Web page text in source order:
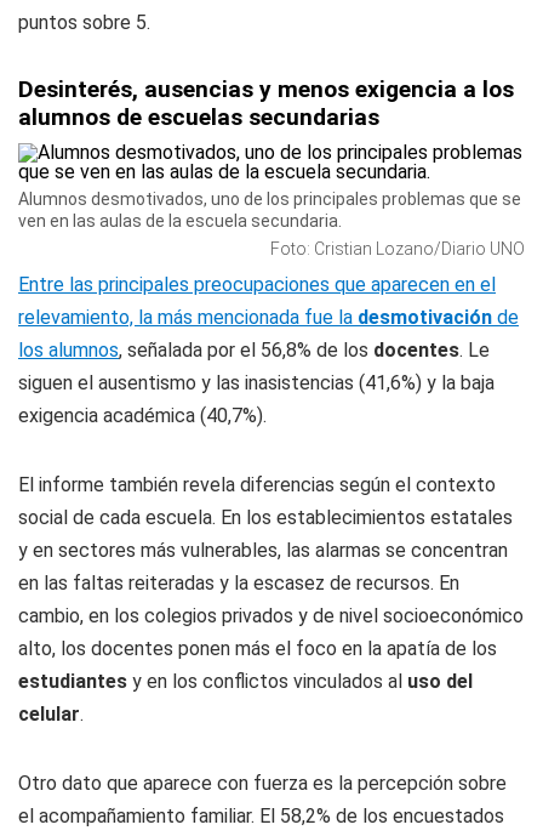
puntos sobre 5.
Desinterés, ausencias y menos exigencia a los
alumnos de escuelas secundarias
Alumnos desmotivados, uno de los principales problemas que se
ven en las aulas de la escuela secundaria.
Foto: Cristian Lozano/Diario UNO
Entre las principales preocupaciones que aparecen en el
relevamiento, la más mencionada fue la desmotivación de
los alumnos, señalada por el 56,8% de los docentes. Le
siguen el ausentismo y las inasistencias (41,6%) y la baja
exigencia académica (40,7%).
El informe también revela diferencias según el contexto
social de cada escuela. En los establecimientos estatales
y en sectores más vulnerables, las alarmas se concentran
en las faltas reiteradas y la escasez de recursos. En
cambio, en los colegios privados y de nivel socioeconómico
alto, los docentes ponen más el foco en la apatía de los
estudiantes y en los conflictos vinculados al uso del
celular.
Otro dato que aparece con fuerza es la percepción sobre
el acompañamiento familiar. El 58,2% de los encuestados